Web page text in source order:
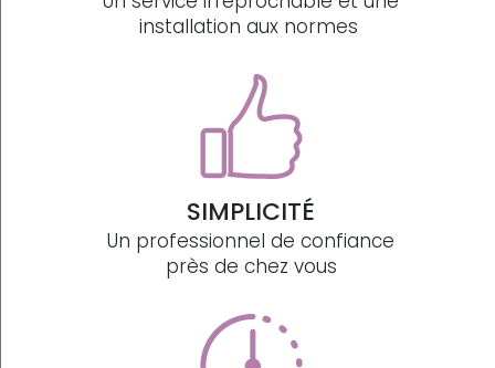
installation aux normes
SIMPLICITÉ
Un professionnel de confiance
près de chez vous